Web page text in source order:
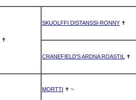
✝
SKUOLFFI DISTANSSI-RONNY ✝
CRANEFIELD'S ARDNA ROASTIL ✝
MORTTI ✝ ~